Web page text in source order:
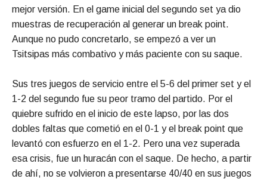
mejor versión. En el game inicial del segundo set ya dio
muestras de recuperación al generar un break point.
Aunque no pudo concretarlo, se empezó a ver un
Tsitsipas más combativo y más paciente con su saque.
Sus tres juegos de servicio entre el 5-6 del primer set y el
1-2 del segundo fue su peor tramo del partido. Por el
quiebre sufrido en el inicio de este lapso, por las dos
dobles faltas que cometió en el 0-1 y el break point que
levantó con esfuerzo en el 1-2. Pero una vez superada
esa crisis, fue un huracán con el saque. De hecho, a partir
de ahí, no se volvieron a presentarse 40/40 en sus juegos